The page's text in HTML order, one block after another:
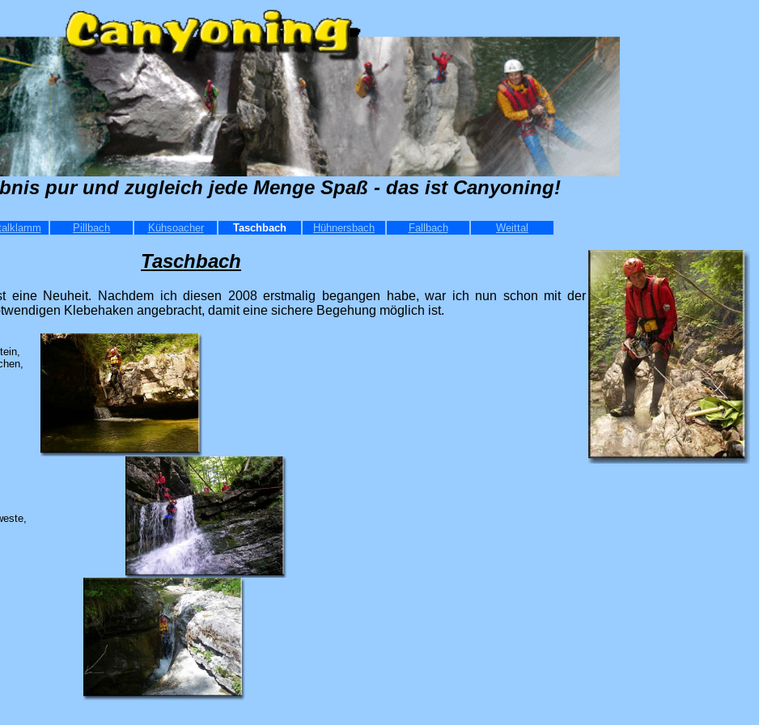
pur und zugleich jede Menge Spaß - das ist Canyoning!
Pillbach Kühsoacher Taschbach Hühnersbach Fallbach Weittal
Taschbach
eine Neuheit. Nachdem ich diesen 2008 erstmalig begangen habe, war ich nun schon mit der
Klebehaken angebracht, damit eine sichere Begehung möglich ist.